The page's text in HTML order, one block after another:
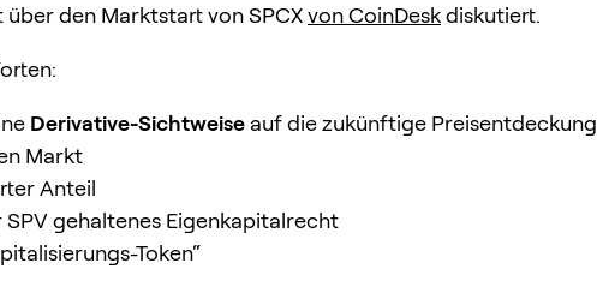
den Marktstart von SPCXvon CoinDeskdiskutiert.
Derivative-Sichtweise auf die zukünftige Preisentdeckung
Markt
Anteil
SPV gehaltenes Eigenkapitalrecht
Token“